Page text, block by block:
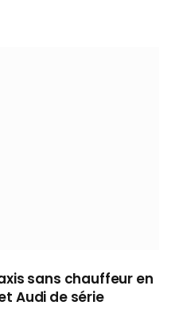
sans chauffeur en
Audi de série